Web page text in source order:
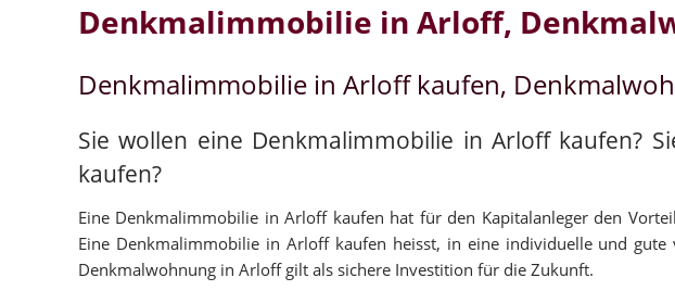
Denkmalimmobilie in Arloff,
Denkmalimmobilie in Arloff kaufen,
Sie wollen eine Denkmalimmobilie in Arloff kaufen?
kaufen?
Eine Denkmalimmobilie in Arloff kaufen hat für den Kapitalanleger den
Eine Denkmalimmobilie in Arloff kaufen heisst, in eine individuelle und
Denkmalwohnung in Arloff gilt als sichere Investition für die Zukunft.